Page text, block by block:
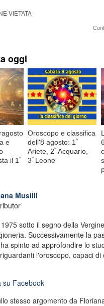
VIETATA
oggi
e
il 1ﾟ
Oroscopo e classifica
dell'8 agosto: 1ﾟ
Ariete, 2ﾟAcquario,
3ﾟLeone
Musilli
sotto il segno della
Successivamente la
spinto ad approfondire lo
l'oroscopo, capaci
su Facebook
stesso argomento da